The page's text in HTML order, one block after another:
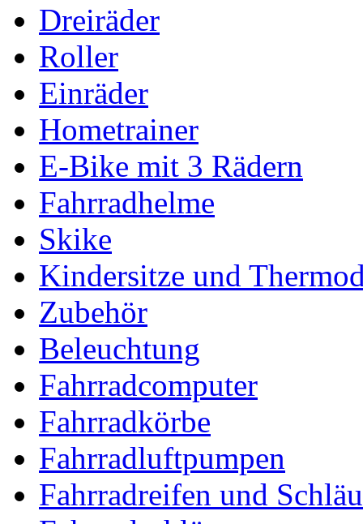
Dreiräder
Roller
Einräder
Hometrainer
E-Bike mit 3 Rädern
Fahrradhelme
Skike
Kindersitze und
Zubehör
Beleuchtung
Fahrradcomputer
Fahrradkörbe
Fahrradluftpumpen
Fahrradreifen und